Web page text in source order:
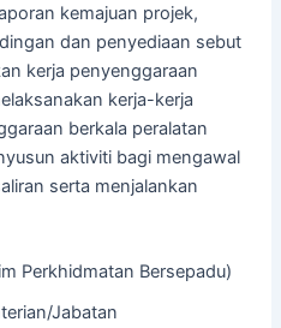
kemajuan projek,
dan penyediaan sebut
kerja penyenggaraan
kerja-kerja
berkala peralatan
aktiviti bagi mengawal
serta menjalankan
Perkhidmatan Bersepadu)
Jabatan